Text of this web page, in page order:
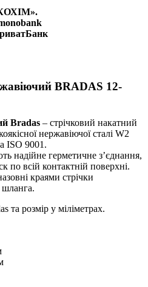
BRADAS 12-
Bradas – стрічковий накатний
нержавіючої сталі W2
ISO 9001.
надійне герметичне з’єднання,
по всій контактній поверхні.
краями стрічки
та розмір у міліметрах.